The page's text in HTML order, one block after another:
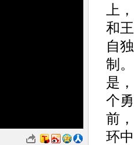
上
和
自
制
是
个
前
环